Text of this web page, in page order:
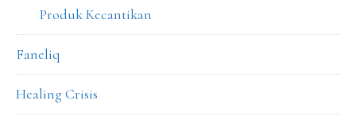
Produk Kecantikan
Faneliq
Healing Crisis